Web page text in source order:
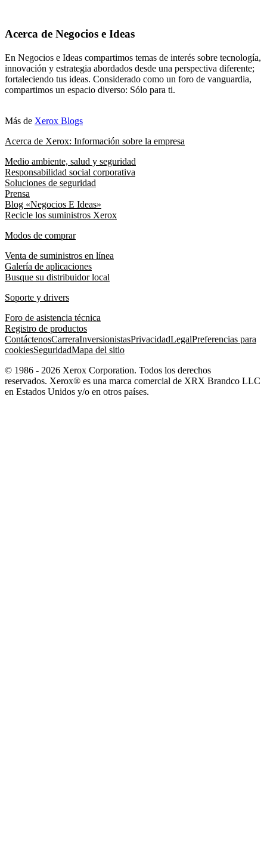
Acerca de Negocios e Ideas
En Negocios e Ideas compartimos temas de interés sobre tecnología,
innovación y estrategia abordados desde una perspectiva diferente;
fortaleciendo tus ideas. Considerado como un foro de vanguardia,
compartimos un espacio diverso: Sólo para ti.
Más de Xerox Blogs
Acerca de Xerox: Información sobre la empresa
Medio ambiente, salud y seguridad
Responsabilidad social corporativa
Soluciones de seguridad
Prensa
Blog «Negocios E Ideas»
Recicle los suministros Xerox
Modos de comprar
Venta de suministros en línea
Galería de aplicaciones
Busque su distribuidor local
Soporte y drivers
Foro de asistencia técnica
Registro de productos
ContáctenosCarreraInversionistasPrivacidadLegalPreferencias para
cookiesSeguridadMapa del sitio
© 1986 - 2026 Xerox Corporation. Todos los derechos
reservados. Xerox® es una marca comercial de XRX Brandco LLC
en Estados Unidos y/o en otros países.